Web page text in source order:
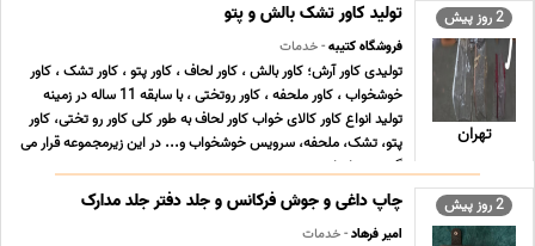
2 روز پیش
تهران
تولید کاور تشک بالش و پتو
فروشگاه کتیبه- خدمات
تولیدی کاور آرش؛ کاور بالش ، کاور لحاف ، کاور پتو ، کاور تشک ، کاور
خوشخواب ، کاور ملحفه ، کاور روتختی ، با سابقه 11 ساله در زمینه
تولید انواع کاور کالای خواب کاور لحاف به طور کلی کاور رو تختی، کاور
پتو، تشک، ملحفه، سرویس خوشخواب و... در این زیرمجموعه قرار می
گیرند. تمام این محص ... ...
2 روز پیش چاپ داغی و جوش فرکانس و جلد دفتر جلد مدارک
امیر فرهاد- خدمات